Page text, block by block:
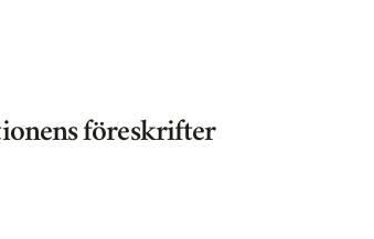
föreskrifter